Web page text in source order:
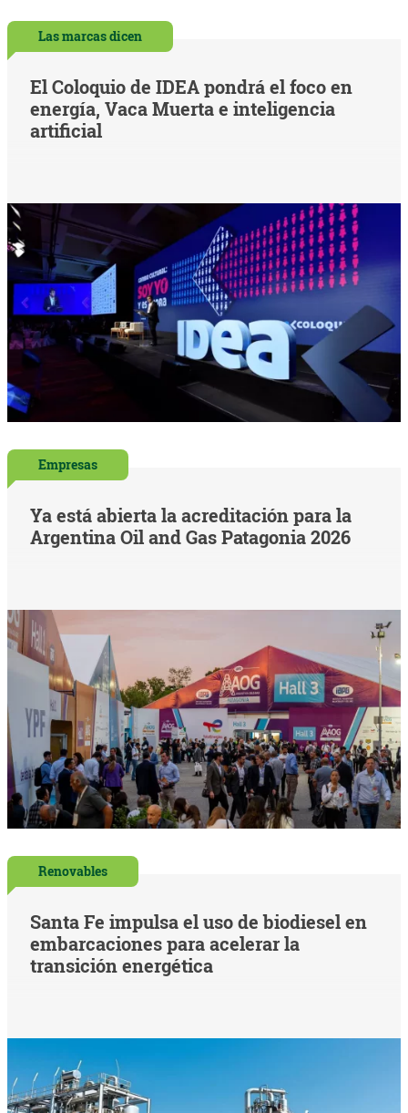
Las marcas dicen
El Coloquio de IDEA pondrá el foco en
energía, Vaca Muerta e inteligencia
artificial
Empresas
Ya está abierta la acreditación para la
Argentina Oil and Gas Patagonia 2026
Renovables
Santa Fe impulsa el uso de biodiesel en
embarcaciones para acelerar la
transición energética